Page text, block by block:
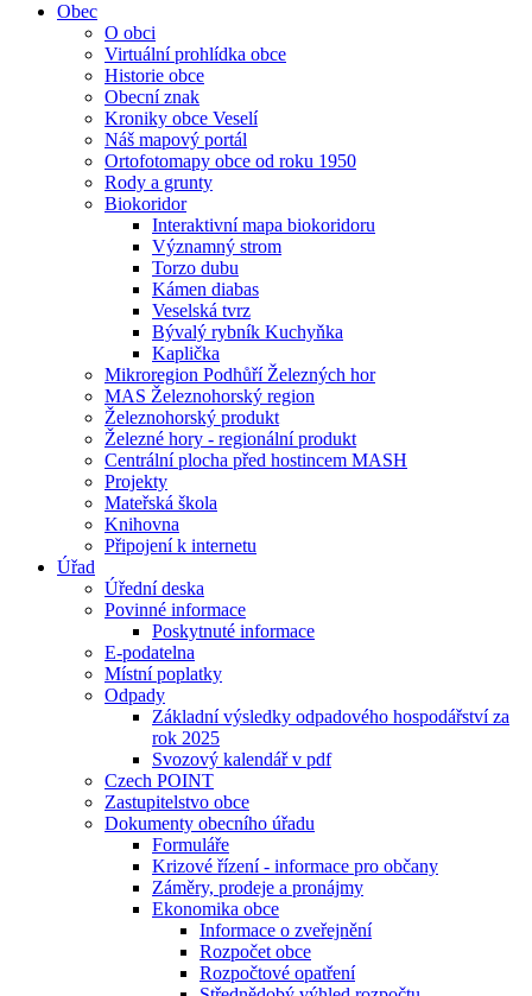
Obec
O obci
Virtuální prohlídka obce
Historie obce
Obecní znak
Kroniky obce Veselí
Náš mapový portál
Ortofotomapy obce od roku 1950
Rody a grunty
Biokoridor
Interaktivní mapa biokoridoru
Významný strom
Torzo dubu
Kámen diabas
Veselská tvrz
Bývalý rybník Kuchyňka
Kaplička
Mikroregion Podhůří Železných hor
MAS Železnohorský region
Železnohorský produkt
Železné hory - regionální produkt
Centrální plocha před hostincem MASH
Projekty
Mateřská škola
Knihovna
Připojení k internetu
Úřad
Úřední deska
Povinné informace
Poskytnuté informace
E-podatelna
Místní poplatky
Odpady
Základní výsledky odpadového hospodářství za
rok 2025
Svozový kalendář v pdf
Czech POINT
Zastupitelstvo obce
Dokumenty obecního úřadu
Formuláře
Krizové řízení - informace pro občany
Záměry, prodeje a pronájmy
Ekonomika obce
Informace o zveřejnění
Rozpočet obce
Rozpočtové opatření